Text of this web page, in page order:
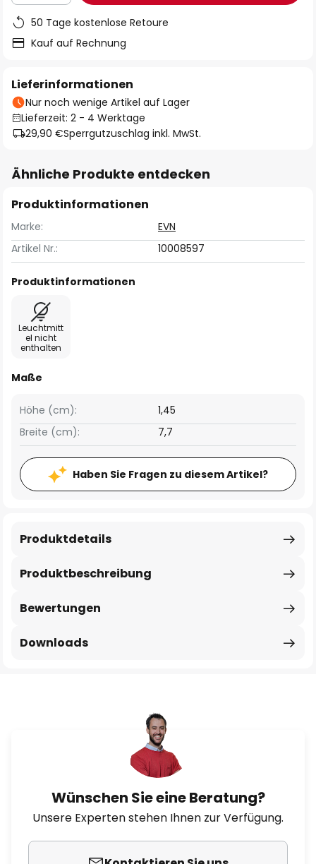
50 Tage kostenlose Retoure
Kauf auf Rechnung
Lieferinformationen
Nur noch wenige Artikel auf Lager
Lieferzeit: 2 - 4 Werktage
29,90 €Sperrgutzuschlag inkl. MwSt.
Ähnliche Produkte entdecken
Produktinformationen
Marke:
EVN
Artikel Nr.:
10008597
Produktinformationen
Leuchtmitt
el nicht
enthalten
Maße
Breite (cm): 7,7
Höhe (cm): 1,45
Haben Sie Fragen zu diesem Artikel?
Produktbeschreibung
Produktdetails
Bewertungen
Downloads
Wünschen Sie eine Beratung?
Unsere Experten stehen Ihnen zur Verfügung.